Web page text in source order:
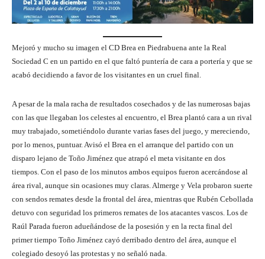
Mejoró y mucho su imagen el CD Brea en Piedrabuena ante la Real
Sociedad C en un partido en el que faltó puntería de cara a portería y que se
acabó decidiendo a favor de los visitantes en un cruel final.
A pesar de la mala racha de resultados cosechados y de las numerosas bajas
con las que llegaban los celestes al encuentro, el Brea plantó cara a un rival
muy trabajado, sometiéndolo durante varias fases del juego, y mereciendo,
por lo menos, puntuar. Avisó el Brea en el arranque del partido con un
disparo lejano de Toño Jiménez que atrapó el meta visitante en dos
tiempos. Con el paso de los minutos ambos equipos fueron acercándose al
área rival, aunque sin ocasiones muy claras. Almerge y Vela probaron suerte
con sendos remates desde la frontal del área, mientras que Rubén Cebollada
detuvo con seguridad los primeros remates de los atacantes vascos. Los de
Raúl Parada fueron adueñándose de la posesión y en la recta final del
primer tiempo Toño Jiménez cayó derribado dentro del área, aunque el
colegiado desoyó las protestas y no señaló nada.